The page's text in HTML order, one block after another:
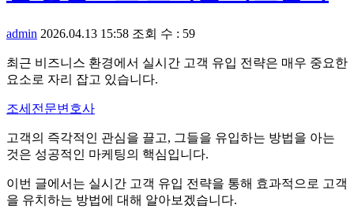
admin 2026.04.13 15:58 조회 수 : 59
최근 비즈니스 환경에서 실시간 고객 유입 전략은 매우 중요한
요소로 자리 잡고 있습니다.
조세전문변호사
고객의 즉각적인 관심을 끌고, 그들을 유입하는 방법을 아는
것은 성공적인 마케팅의 핵심입니다.
이번 글에서는 실시간 고객 유입 전략을 통해 효과적으로 고객
을 유치하는 방법에 대해 알아보겠습니다.